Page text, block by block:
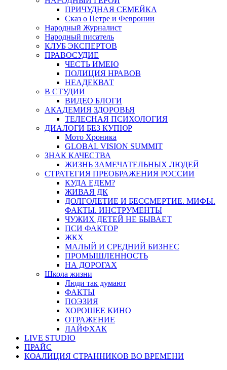
ПРИЧУДНАЯ СЕМЕЙКА
Сказ о Петре и Февронии
Народный Журналист
Народный писатель
КЛУБ ЭКСПЕРТОВ
ПРАВОСУДИЕ
ЧЕСТЬ ИМЕЮ
ПОЛИЦИЯ НРАВОВ
НЕАДЕКВАТ
В СТУДИИ
ВИДЕО БЛОГИ
АКАДЕМИЯ ЗДОРОВЬЯ
ТЕЛЕСНАЯ ПСИХОЛОГИЯ
ДИАЛОГИ БЕЗ КУПЮР
Мото Хроника
GLOBAL VISION SUMMIT
ЗНАК КАЧЕСТВА
ЖИЗНЬ ЗАМЕЧАТЕЛЬНЫХ ЛЮДЕЙ
СТРАТЕГИЯ ПРЕОБРАЖЕНИЯ РОССИИ
КУДА ЕДЕМ?
ЖИВАЯ ДК
ДОЛГОЛЕТИЕ И БЕССМЕРТИЕ. МИФЫ.
ФАКТЫ. ИНСТРУМЕНТЫ
ЧУЖИХ ДЕТЕЙ НЕ БЫВАЕТ
ПСИ ФАКТОР
ЖКХ
МАЛЫЙ И СРЕДНИЙ БИЗНЕС
ПРОМЫШЛЕННОСТЬ
НА ДОРОГАХ
Школа жизни
Люди так думают
ФАКТЫ
ПОЭЗИЯ
ХОРОШЕЕ КИНО
ОТРАЖЕНИЕ
ЛАЙФХАК
LIVE STUDIO
ПРАЙС
КОАЛИЦИЯ СТРАННИКОВ ВО ВРЕМЕНИ